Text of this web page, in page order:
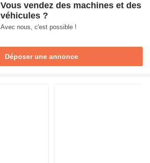
Vous vendez des machines et des
véhicules ?
Avec nous, c'est possible !
Déposer une annonce